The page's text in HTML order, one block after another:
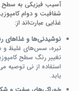
آسیب فیزیکی به سطح
شفافیت و دوام
غذایی عبارت‌اند از:
نوشیدنی‌ها و غذاهای
تیره، سس‌های غلیظ و
تغییر رنگ سطح
استفاده از نی توصیه
یابد.